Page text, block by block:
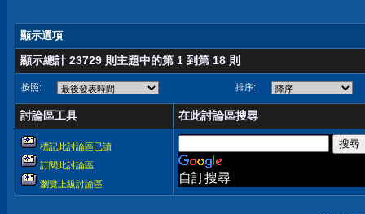
顯示選項
顯示總計 23729 則主題中的第 1 到第 18 則
按照: 排序:
討論區工具 在此討論區搜尋
標記此討論區已讀
訂閱此討論區
瀏覽上級討論區
自訂搜尋